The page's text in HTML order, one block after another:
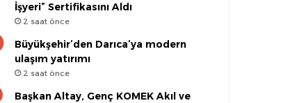
İşyeri” Sertifikasını Aldı
2 saat önce
Büyükşehir’den Darıca’ya modern
ulaşım yatırımı
2 saat önce
Başkan Altay, Genç KOMEK Akıl ve